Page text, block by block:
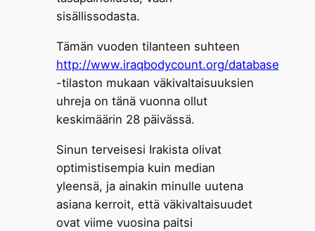
sisällissodasta.
Tämän vuoden tilanteen suhteen
http://www.iraqbodycount.org/database
-tilaston mukaan väkivaltaisuuksien
uhreja on tänä vuonna ollut
keskimäärin 28 päivässä.
Sinun terveisesi Irakista olivat
optimistisempia kuin median
yleensä, ja ainakin minulle uutena
asiana kerroit, että väkivaltaisuudet
ovat viime vuosina paitsi